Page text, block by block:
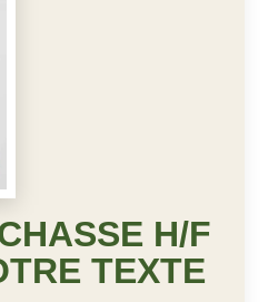
H/F
TEXTE